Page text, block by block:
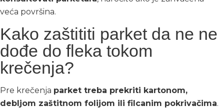
veća površina.
Kako zaštititi parket da ne ne
dođe do fleka tokom
krečenja?
Pre krečenja parket treba prekriti kartonom,
debljom zaštitnom folijom ili filcanim pokrivačima.